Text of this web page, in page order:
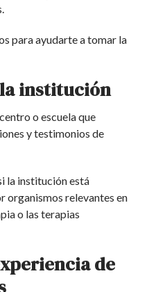
para ayudarte a tomar la
institución
o escuela que
y testimonios de
la institución está
organismos relevantes en
o las terapias
de